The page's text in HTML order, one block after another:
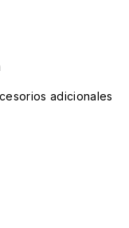
adicionales